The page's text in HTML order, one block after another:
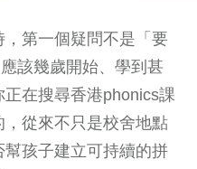
第一個疑問不是「要
該幾歲開始、學到甚
在搜尋香港phonics課
從來不只是校舍地點
孩子建立可持續的拼